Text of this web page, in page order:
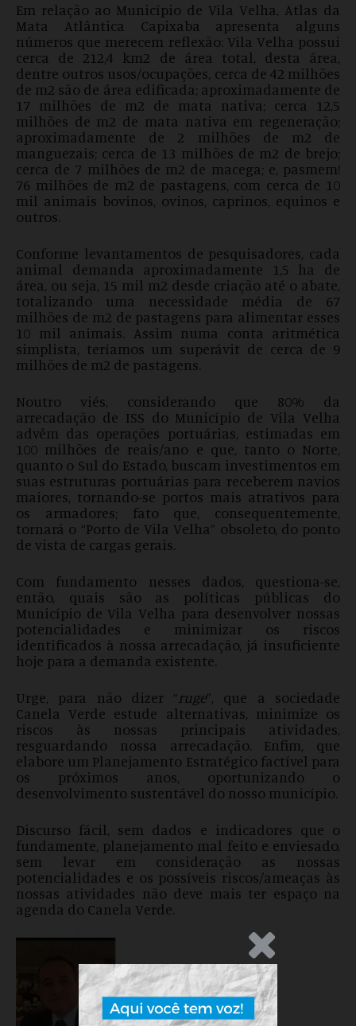
Em relação ao Município de Vila Velha, Atlas da
Mata Atlântica Capixaba apresenta alguns
números que merecem reflexão: Vila Velha possui
cerca de 212,4 km2 de área total, desta área,
dentre outros usos/ocupações, cerca de 42 milhões
de m2 são de área edificada; aproximadamente de
17 milhões de m2 de mata nativa; cerca 12,5
milhões de m2 de mata nativa em regeneração;
aproximadamente de 2 milhões de m2 de
manguezais; cerca de 13 milhões de m2 de brejo;
cerca de 7 milhões de m2 de macega; e, pasmem!
76 milhões de m2 de pastagens, com cerca de 10
mil animais bovinos, ovinos, caprinos, equinos e
outros.
Conforme levantamentos de pesquisadores, cada
animal demanda aproximadamente 1,5 ha de
área, ou seja, 15 mil m2 desde criação até o abate,
totalizando uma necessidade média de 67
milhões de m2 de pastagens para alimentar esses
10 mil animais. Assim numa conta aritmética
simplista, teríamos um superávit de cerca de 9
milhões de m2 de pastagens.
Noutro viés, considerando que 80% da
arrecadação de ISS do Município de Vila Velha
advêm das operações portuárias, estimadas em
100 milhões de reais/ano e que, tanto o Norte,
quanto o Sul do Estado, buscam investimentos em
suas estruturas portuárias para receberem navios
maiores, tornando-se portos mais atrativos para
os armadores; fato que, consequentemente,
tornará o “Porto de Vila Velha” obsoleto, do ponto
de vista de cargas gerais.
Com fundamento nesses dados, questiona-se,
então, quais são as políticas públicas do
Município de Vila Velha para desenvolver nossas
potencialidades e minimizar os riscos
identificados à nossa arrecadação, já insuficiente
hoje para a demanda existente.
Urge, para não dizer “ruge”, que a sociedade
Canela Verde estude alternativas, minimize os
riscos às nossas principais atividades,
resguardando nossa arrecadação. Enfim, que
elabore um Planejamento Estratégico factível para
os próximos anos, oportunizando o
desenvolvimento sustentável do nosso município.
Discurso fácil, sem dados e indicadores que o
fundamente, planejamento mal feito e enviesado,
sem levar em consideração as nossas
potencialidades e os possíveis riscos/ameaças às
nossas atividades não deve mais ter espaço na
agenda do Canela Verde.